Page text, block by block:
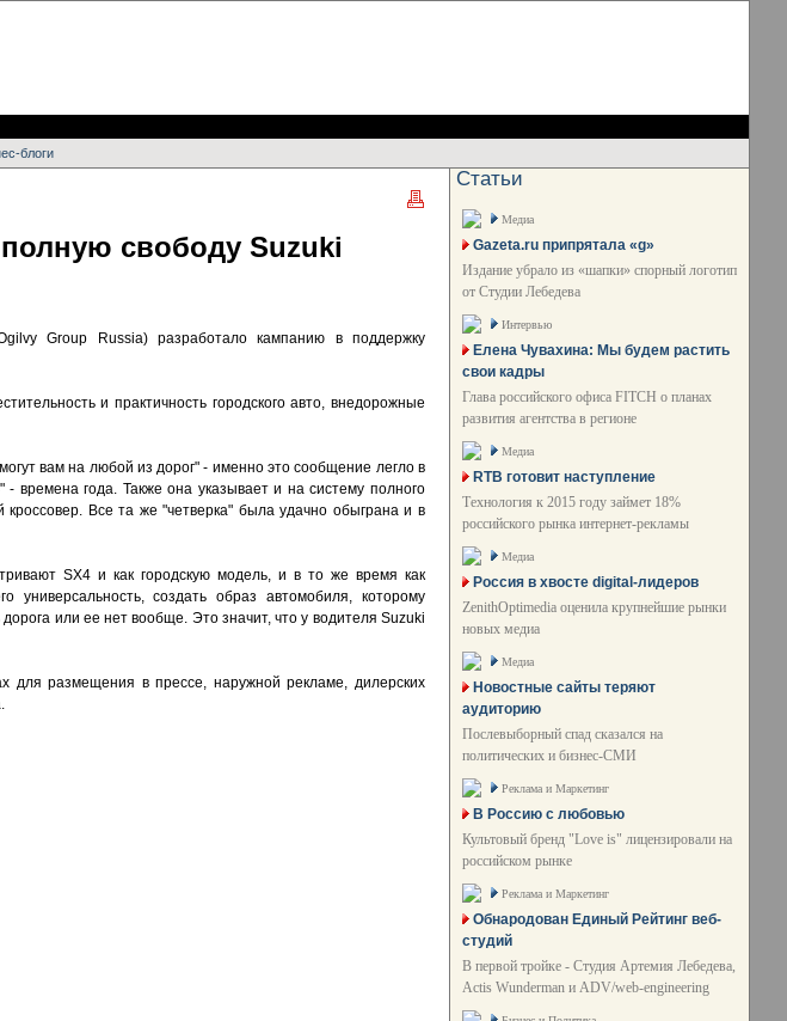
блоги
свободу Suzuki
Group Russia) разработало кампанию в поддержку
и практичность городского авто, внедорожные
вам на любой из дорог" - именно это сообщение легло в
времена года. Также она указывает и на систему полного
Все та же "четверка" была удачно обыграна и в
SX4 и как городскую модель, и в то же время как
создать образ автомобиля, которому
или ее нет вообще. Это значит, что у водителя Suzuki
для размещения в прессе, наружной рекламе, дилерских
Статьи
Медиа
Gazeta.ru припрятала «g»
Издание убрало из «шапки» спорный логотип
от Студии Лебедева
Интервью
Елена Чувахина: Мы будем растить
свои кадры
Глава российского офиса FITCH о планах
развития агентства в регионе
Медиа
RTB готовит наступление
Технология к 2015 году займет 18%
российского рынка интернет-рекламы
Медиа
Россия в хвосте digital-лидеров
ZenithOptimedia оценила крупнейшие рынки
новых медиа
Медиа
Новостные сайты теряют
аудиторию
Послевыборный спад сказался на
политических и бизнес-СМИ
Реклама и Маркетинг
В Россию с любовью
Культовый бренд "Love is" лицензировали на
российском рынке
Реклама и Маркетинг
Обнародован Единый Рейтинг веб-
студий
В первой тройке - Студия Артемия Лебедева,
Actis Wunderman и ADV/web-engineering